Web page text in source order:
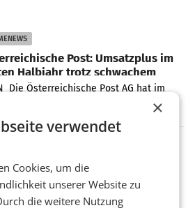
Post: Umsatzplus im
Halbjahr trotz schwachem
Die Österreichische Post AG hat im
Halbjahr 2026 einen Konzernumsatz
1.544,0 Mio. EUR erwirtschaftet, was
Plus von 3,8 Prozent gegenüber dem
& MEDIA
spart und macht
viel Gewinn
MAILAND/AMSTERDAM. Der
ProSiebenSat.1 hat im
×
verwendet
Cookies, um die
unserer Website zu
die weitere Nutzung